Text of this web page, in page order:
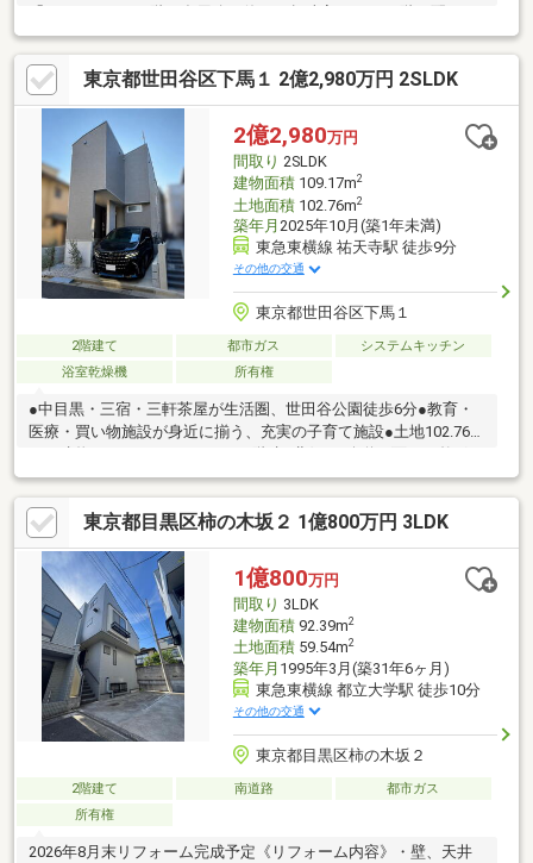
「2LDK+S」。■1階に多用途で使える趣味室あり。■2階に配され
たLDKは約17.3帖の広さです。■ご家族を身近に感じられるリビン
グ階段や対面式キッチンが採用されています。■水回りが集約さ
れており、家事動線良好。■洗面所横に、約1.9帖の納戸あり。■1
台駐車可能です(車種制限有)。■周辺環境・セブンイレブン目黒鷹
番1丁目店まで徒歩3分(約180m)・イオンスタイル碑文谷まで徒歩
3分(約200m)・目黒区立鷹番小学校まで徒歩8分(約630m)
東京都世田谷区下馬１ 2億2,980万円 2SLDK
2億2,980万円
間取り 2SLDK
建物面積109.17m2
土地面積102.76m2
築年月 2025年10月(築1年未満)
東急東横線 祐天寺駅 徒歩9分
その他の交通
東京都世田谷区下馬１
2階建て 都市ガス
システムキッチン
浴室乾燥機
所有権
●中目黒・三宿・三軒茶屋が生活圏、世田谷公園徒歩6分●教育・
医療・買い物施設が身近に揃う、充実の子育て施設●土地102.76
地。大型車の車庫入れもスムーズ●LDK約20帖超、天井高約2.7m
の開放的な住空間●2階にリビングと水回りを集約。キッチン・洗
濯・収納・身支度など家事動線に配慮した設計●ファミリークロ
ーゼット、SIC等充実した収納●造作洗面台、対面式キッチン、フ
ロントオープン食洗機、パントリー、乾太くん●太陽光発電、浴
室乾燥機、トイレ2ヶ所など設備充実●3LDK→4LDKへの間取り変
更可能※買主様負担
東京都目黒区柿の木坂２ 1億800万円 3LDK
1億800万円
間取り 3LDK
建物面積92.39m2
土地面積59.54m2
築年月 1995年3月(築31年6ヶ月)
東急東横線 都立大学駅 徒歩10分
その他の交通
東京都目黒区柿の木坂２
2階建て 南道路
都市ガス
所有権
2026年8月末リフォーム完成予定《リフォーム内容》・壁、天井